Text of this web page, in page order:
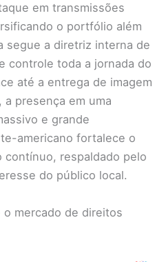
em transmissões
o portfólio além
segue a diretriz interna de
controle toda a jornada do
até a entrega de imagem
a presença em uma
e grande
americano fortalece o
respaldado pelo
do público local.
o mercado de direitos